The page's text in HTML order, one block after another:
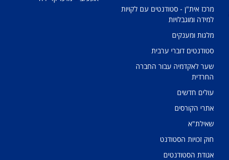
מרכז אית"ן - סטודנטים עם לקויות
למידה ומוגבלויות
מלגות ומענקים
סטודנטים דוברי ערבית
שער לאקדמיה עבור החברה
החרדית
עולים חדשים
אתרי הקורסים
שאילת"א
חוק זכויות הסטודנט
אגודת הסטודנטים